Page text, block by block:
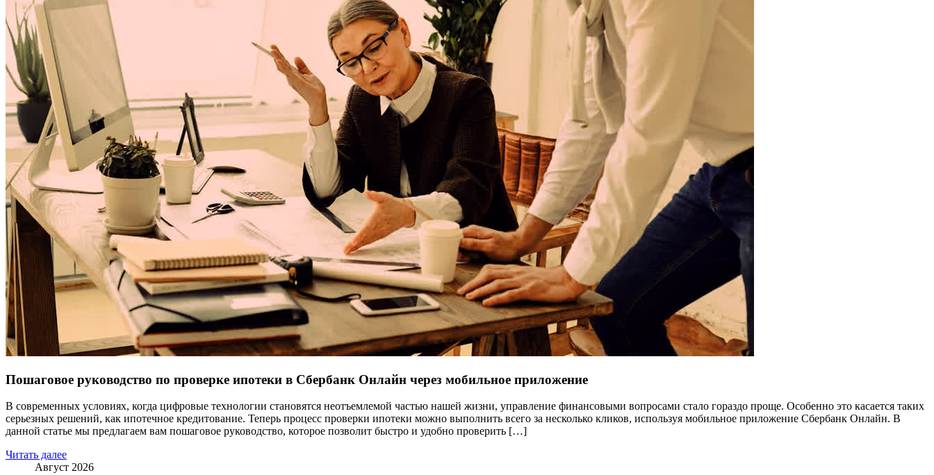
Пошаговое руководство по проверке ипотеки в Сбербанк Онлайн через мобильное приложение
В современных условиях, когда цифровые технологии становятся неотъемлемой частью нашей жизни, управление финансовыми вопросами стало гораздо проще. Особенно это касается таких
серьезных решений, как ипотечное кредитование. Теперь процесс проверки ипотеки можно выполнить всего за несколько кликов, используя мобильное приложение Сбербанк Онлайн. В
данной статье мы предлагаем вам пошаговое руководство, которое позволит быстро и удобно проверить […]
Читать далее
Август 2026